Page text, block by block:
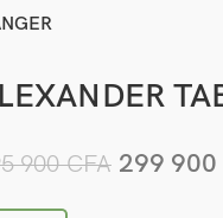
900CFA 299 900